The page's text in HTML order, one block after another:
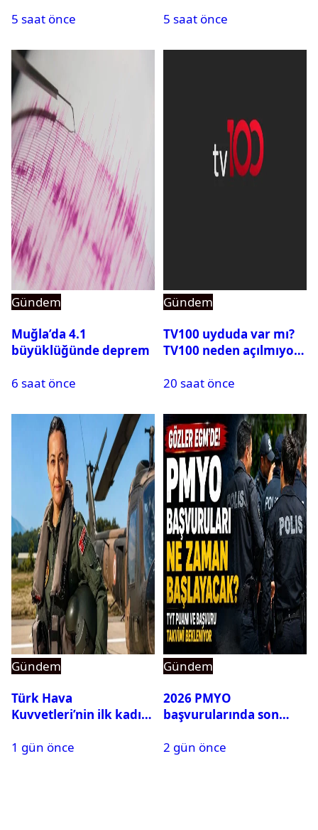
5 saat önce
açıldı
5 saat önce
Gündem
Muğla’da 4.1
büyüklüğünde deprem
6 saat önce
Gündem
TV100 uyduda var mı?
TV100 neden açılmıyor?
20 saat önce
Gündem
Türk Hava
Kuvvetleri’nin ilk kadın
Karapınar hakkında
1 gün önce
Gündem
2026 PMYO
başvurularında son
2 gün önce